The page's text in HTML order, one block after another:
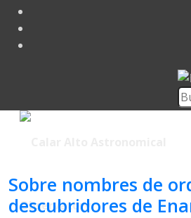
Sobre nombres de
descubridores de